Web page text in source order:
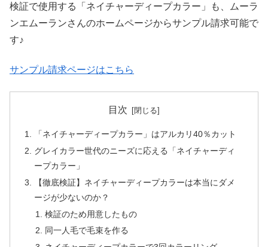
検証で使用する「ネイチャーディープカラー」も、ムーラ
ンエムーランさんのホームページからサンプル請求可能で
す♪
サンプル請求ページはこちら
目次
「ネイチャーディープカラー」はアルカリ40％カット
グレイカラー世代のニーズに応える「ネイチャーディ
ープカラー」
【徹底検証】ネイチャーディープカラーは本当にダメ
ージが少ないのか？
検証のため用意したもの
同一人毛で毛束を作る